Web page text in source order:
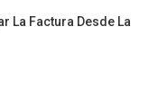
La Factura Desde La